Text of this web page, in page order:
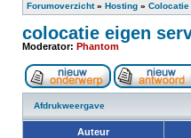
Forumoverzicht» Hosting »
colocatie eigen
Moderator: Phantom
Afdrukweergave
Auteur